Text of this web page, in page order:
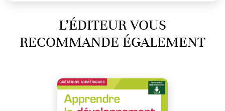
L’ÉDITEUR VOUS
RECOMMANDE ÉGALEMENT